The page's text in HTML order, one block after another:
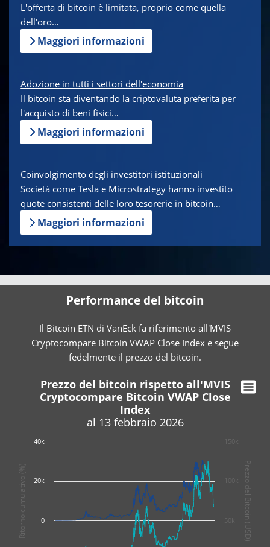
L'offerta di bitcoin è limitata, proprio come quella
dell'oro…
Maggiori informazioni
Adozione in tutti i settori dell'economia
Il bitcoin sta diventando la criptovaluta preferita per
l'acquisto di beni fisici…
Maggiori informazioni
Coinvolgimento degli investitori istituzionali
Società come Tesla e Microstrategy hanno investito
quote consistenti delle loro tesorerie in bitcoin…
Maggiori informazioni
Performance del bitcoin
Il Bitcoin ETN di VanEck fa riferimento all'MVIS
Cryptocompare Bitcoin VWAP Close Index e segue
fedelmente il prezzo del bitcoin.
Ritorno cumulativo (%) Prezzo del Bitcoin (USD)
Prezzo del bitcoin rispetto all'MVIS
Cryptocompare Bitcoin VWAP Close
Index
al 13 febbraio 2026
0
20k
40k
50k
100k
150k